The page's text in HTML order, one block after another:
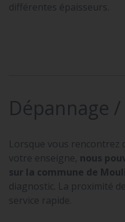
différentes épaisseurs.
Dépannage
Lorsque vous rencontrez
votre enseigne, nous
sur la commune de
diagnostic. La proximité
service rapide.